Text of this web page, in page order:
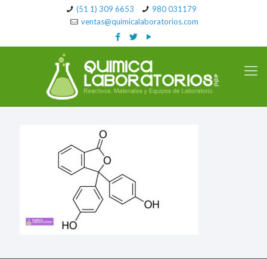
(51 1) 309 6653
980 031179
ventas@quimicalaboratorios.com